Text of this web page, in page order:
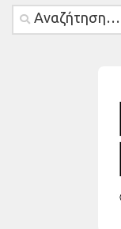
Αναζήτηση
για: